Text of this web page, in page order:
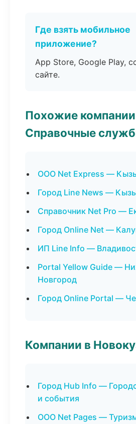
Где взять мобильное
приложение?
App Store, Google Play,
сайте.
Похожие
Справочные
ООО Net Express —
Город Line News —
Справочник Net Pro —
Город Online Net —
ИП Line Info —
Portal Yellow Guide —
Новгород
Город Online Portal —
Компании в
Город Hub Info —
и события
ООО Net Pages —